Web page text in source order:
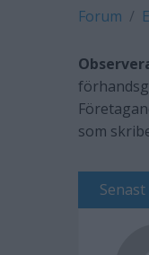
Forum
som